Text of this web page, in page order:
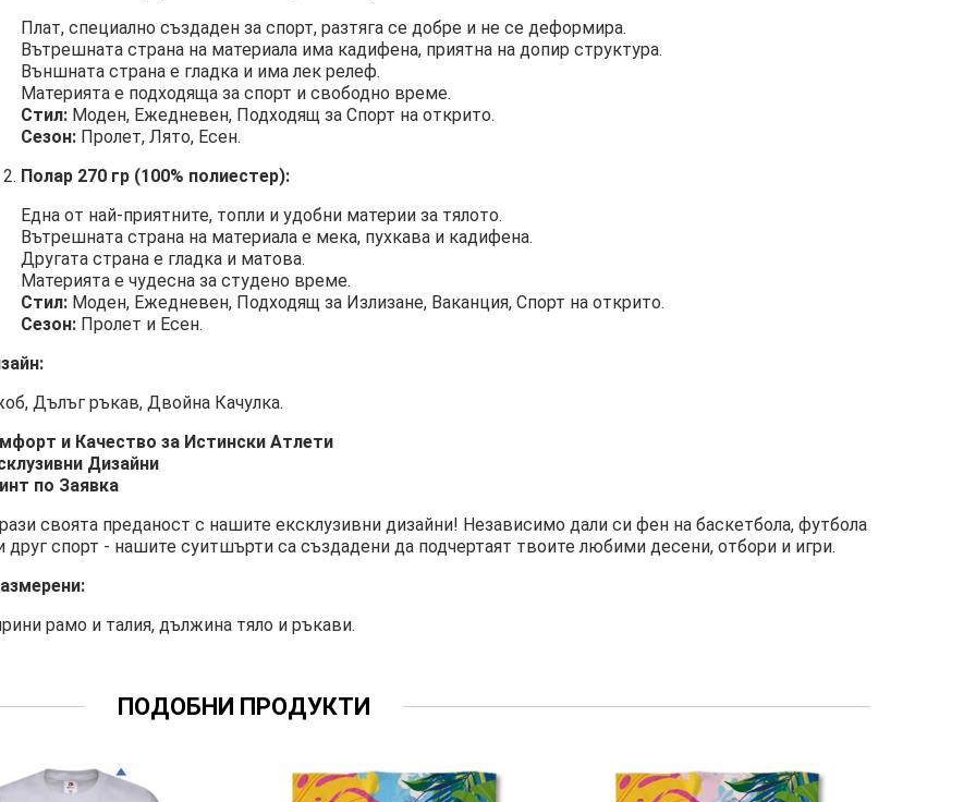
Плат, специално създаден за спорт, разтяга се добре и не се деформира.
Вътрешната страна на материала има кадифена, приятна на допир структура.
Външната страна е гладка и има лек релеф.
Материята е подходяща за спорт и свободно време.
Стил: Моден, Ежедневен, Подходящ за Спорт на открито.
Сезон: Пролет, Лято, Есен.
Полар 270 гр (100% полиестер):
Една от най-приятните, топли и удобни материи за тялото.
Вътрешната страна на материала е мека, пухкава и кадифена.
Другата страна е гладка и матова.
Материята е чудесна за студено време.
Стил: Моден, Ежедневен, Подходящ за Излизане, Ваканция, Спорт на открито.
Сезон: Пролет и Есен.
Дълъг ръкав, Двойна Качулка.
и Качество за Истински Атлети
Дизайни
по Заявка
своята преданост с нашите ексклузивни дизайни! Независимо дали си фен на баскетбола, футбола
друг спорт - нашите суитшърти са създадени да подчертаят твоите любими десени, отбори и игри.
рамо и талия, дължина тяло и ръкави.
ПОДОБНИ ПРОДУКТИ